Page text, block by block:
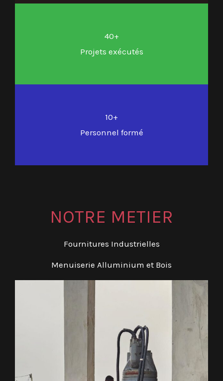
40+
Projets exécutés
10+
Personnel formé
NOTRE METIER
Fournitures Industrielles
Menuiserie Alluminium et Bois